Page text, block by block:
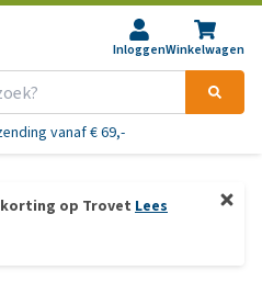
InloggenWinkelwagen
vanaf € 69,-
op Trovet Lees